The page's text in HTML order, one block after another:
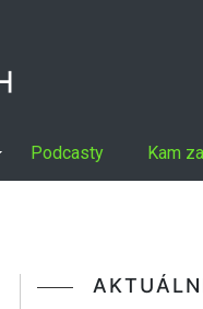
Podcasty Kam